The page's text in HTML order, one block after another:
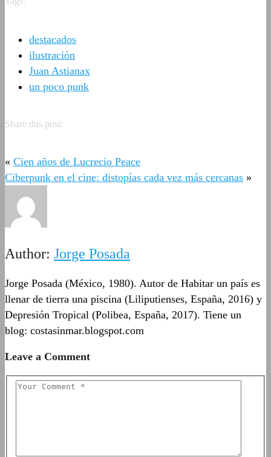
destacados
ilustración
Juan Astianax
un poco punk
Share this post:
« Cien años de Lucrecio Peace
Ciberpunk en el cine: distopías cada vez más cercanas »
Author: Jorge Posada
Jorge Posada (México, 1980). Autor de Habitar un país es
llenar de tierra una piscina (Liliputienses, España, 2016) y
Depresión Tropical (Polibea, España, 2017). Tiene un
blog: costasinmar.blogspot.com
Leave a Comment